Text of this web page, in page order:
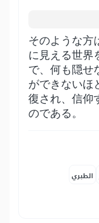
そのような方
に見える世界
で、何も隠せ
ができないほ
復され、信仰
のである。
الطبري